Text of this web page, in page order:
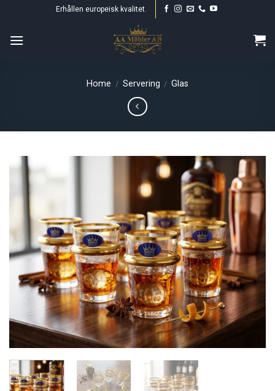
content
Erhållen europeisk kvalitet.
Home / Servering / Glas